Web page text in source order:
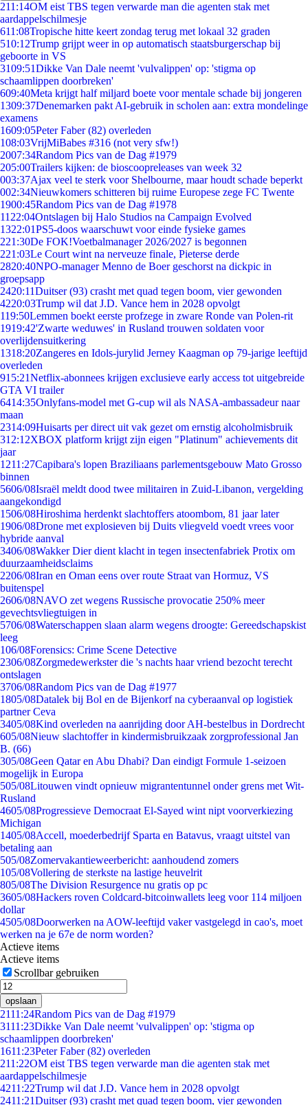
211:14OM eist TBS tegen verwarde man die agenten stak met
aardappelschilmesje
611:08Tropische hitte keert zondag terug met lokaal 32 graden
510:12Trump grijpt weer in op automatisch staatsburgerschap bij
geboorte in VS
3109:51Dikke Van Dale neemt 'vulvalippen' op: 'stigma op
schaamlippen doorbreken'
609:40Meta krijgt half miljard boete voor mentale schade bij jongeren
1309:37Denemarken pakt AI-gebruik in scholen aan: extra mondelinge
examens
1609:05Peter Faber (82) overleden
108:03VrijMiBabes #316 (not very sfw!)
2007:34Random Pics van de Dag #1979
205:00Trailers kijken: de bioscoopreleases van week 32
003:37Ajax veel te sterk voor Shelbourne, maar houdt schade beperkt
002:34Nieuwkomers schitteren bij ruime Europese zege FC Twente
1900:45Random Pics van de Dag #1978
11 22:04Ontslagen bij Halo Studios na Campaign Evolved
1322:01PS5-doos waarschuwt voor einde fysieke games
221:30De FOK!Voetbalmanager 2026/2027 is begonnen
221:03Le Court wint na nerveuze finale, Pieterse derde
2820:40NPO-manager Menno de Boer geschorst na dickpic in
groepsapp
2420:11Duitser (93) crasht met quad tegen boom, vier gewonden
4220:03Trump wil dat J.D. Vance hem in 2028 opvolgt
119:50Lemmen boekt eerste profzege in zware Ronde van Polen-rit
1919:42'Zwarte weduwes' in Rusland trouwen soldaten voor
overlijdensuitkering
1318:20Zangeres en Idols-jurylid Jerney Kaagman op 79-jarige leeftijd
overleden
915:21Netflix-abonnees krijgen exclusieve early access tot uitgebreide
GTA VI trailer
6414:35Onlyfans-model met G-cup wil als NASA-ambassadeur naar
maan
2314:09Huisarts per direct uit vak gezet om ernstig alcoholmisbruik
312:12XBOX platform krijgt zijn eigen "Platinum" achievements dit
jaar
1211:27Capibara's lopen Braziliaans parlementsgebouw Mato Grosso
binnen
5606/08Israël meldt dood twee militairen in Zuid-Libanon, vergelding
aangekondigd
1506/08Hiroshima herdenkt slachtoffers atoombom, 81 jaar later
1906/08Drone met explosieven bij Duits vliegveld voedt vrees voor
hybride aanval
3406/08Wakker Dier dient klacht in tegen insectenfabriek Protix om
duurzaamheidsclaims
2206/08Iran en Oman eens over route Straat van Hormuz, VS
buitenspel
2606/08NAVO zet wegens Russische provocatie 250% meer
gevechtsvliegtuigen in
5706/08Waterschappen slaan alarm wegens droogte: Gereedschapskist
leeg
106/08Forensics: Crime Scene Detective
2306/08Zorgmedewerkster die 's nachts haar vriend bezocht terecht
ontslagen
3706/08Random Pics van de Dag #1977
1805/08Datalek bij Bol en de Bijenkorf na cyberaanval op logistiek
partner Ceva
3405/08Kind overleden na aanrijding door AH-bestelbus in Dordrecht
605/08Nieuw slachtoffer in kindermisbruikzaak zorgprofessional Jan
B. (66)
305/08Geen Qatar en Abu Dhabi? Dan eindigt Formule 1-seizoen
mogelijk in Europa
505/08Litouwen vindt opnieuw migrantentunnel onder grens met Wit-
Rusland
4605/08Progressieve Democraat El-Sayed wint nipt voorverkiezing
Michigan
1405/08Accell, moederbedrijf Sparta en Batavus, vraagt uitstel van
betaling aan
505/08Zomervakantieweerbericht: aanhoudend zomers
105/08Vollering de sterkste na lastige heuvelrit
805/08The Division Resurgence nu gratis op pc
3605/08Hackers roven Coldcard-bitcoinwallets leeg voor 114 miljoen
dollar
4505/08Doorwerken na AOW-leeftijd vaker vastgelegd in cao's, moet
werken na je 67e de norm worden?
Actieve items
Actieve items
Scrollbar gebruiken
opslaan
2111:24Random Pics van de Dag #1979
3111:23Dikke Van Dale neemt 'vulvalippen' op: 'stigma op
schaamlippen doorbreken'
1611:23Peter Faber (82) overleden
211:22OM eist TBS tegen verwarde man die agenten stak met
aardappelschilmesje
4211:22Trump wil dat J.D. Vance hem in 2028 opvolgt
2411:21Duitser (93) crasht met quad tegen boom, vier gewonden